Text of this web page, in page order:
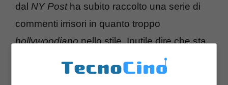
dal NY Postha subito raccolto una serie di
commenti irrisori in quanto troppo
hollywoodianonello stile. Inutile dire che sta